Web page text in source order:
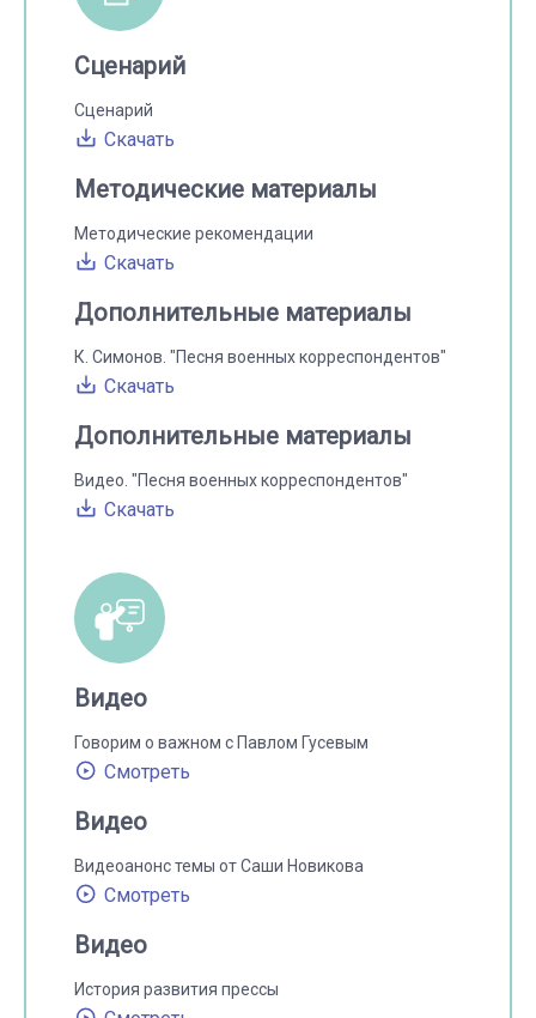
Сценарий
Сценарий
Скачать
Методические материалы
Методические рекомендации
Скачать
Дополнительные материалы
К. Симонов. "Песня военных корреспондентов"
Скачать
Дополнительные материалы
Видео. "Песня военных корреспондентов"
Скачать
Видео
Говорим о важном с Павлом Гусевым
Смотреть
Видео
Видеоанонс темы от Саши Новикова
Смотреть
Видео
История развития прессы